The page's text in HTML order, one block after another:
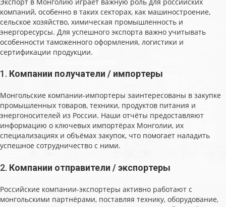
компаний, особенно в таких секторах, как машиностроение,
сельское хозяйство, химическая промышленность и
энергоресурсы. Для успешного экспорта важно учитывать
особенности таможенного оформления, логистики и
сертификации продукции.
1. Компании получатели / импортеры
Монгольские компании-импортеры заинтересованы в закупке
промышленных товаров, техники, продуктов питания и
энергоносителей из России. Наши отчёты предоставляют
информацию о ключевых импортёрах Монголии, их
специализациях и объёмах закупок, что помогает наладить
успешное сотрудничество с ними.
2. Компании отправители / экспортеры
Российские компании-экспортеры активно работают с
монгольскими партнёрами, поставляя технику, оборудование,